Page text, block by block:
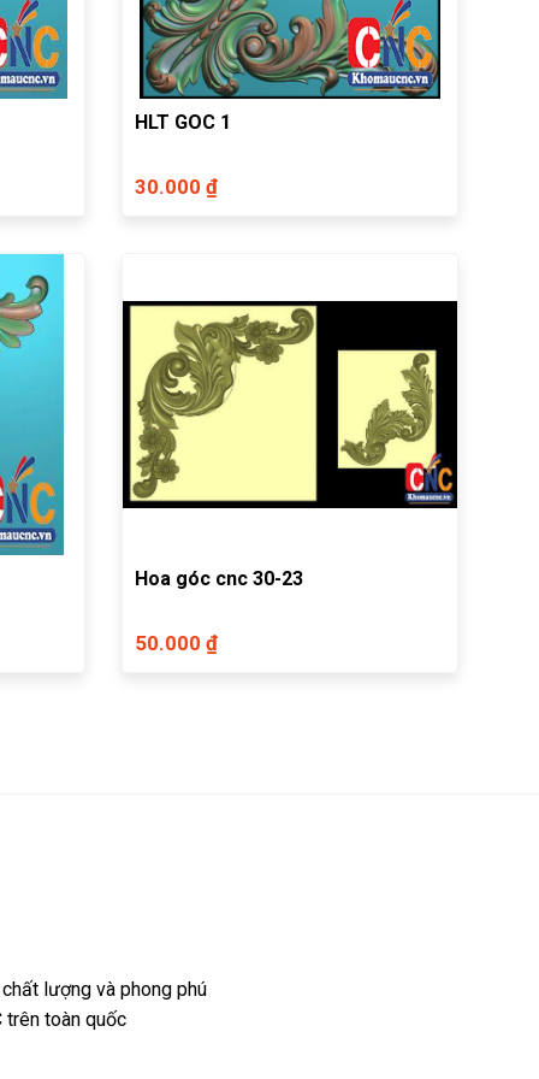
HLT GOC 1
30.000 ₫
Hoa góc cnc 30-23
50.000 ₫
lượng và phong phú
trên toàn quốc